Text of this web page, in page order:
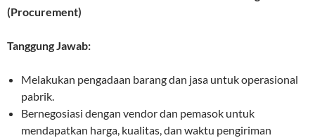
(Procurement)
Tanggung Jawab:
Melakukan pengadaan barang dan jasa untuk operasional
pabrik.
Bernegosiasi dengan vendor dan pemasok untuk
mendapatkan harga, kualitas, dan waktu pengiriman